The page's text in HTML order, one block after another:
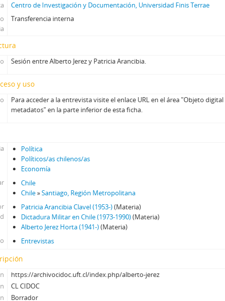
Centro de Investigación y Documentación, Universidad Finis Terrae
Transferencia interna
Sesión entre Alberto Jerez y Patricia Arancibia.
y uso
Para acceder a la entrevista visite el enlace URL en el área "Objeto digital
metadatos" en la parte inferior de esta ficha.
Política
Políticos/as chilenos/as
Economía
Chile
Chile»Santiago, Región Metropolitana
Patricia Arancibia Clavel (1953-)(Materia)
Dictadura Militar en Chile (1973-1990)(Materia)
Alberto Jerez Horta (1941-)(Materia)
Entrevistas
https://archivocidoc.uft.cl/index.php/alberto-jerez
CL CIDOC
Borrador